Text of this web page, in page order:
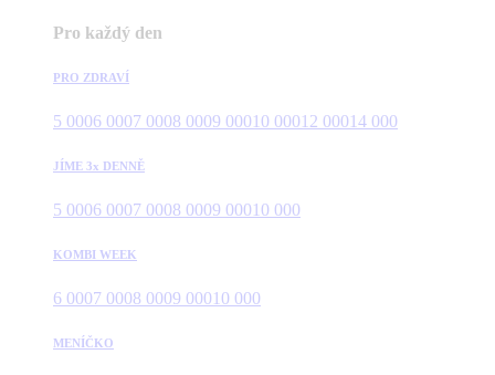
Pro každý den
PRO ZDRAVÍ
5 0006 0007 0008 0009 00010 00012 00014 000
JÍME 3x DENNĚ
5 0006 0007 0008 0009 00010 000
KOMBI WEEK
6 0007 0008 0009 00010 000
MENÍČKO